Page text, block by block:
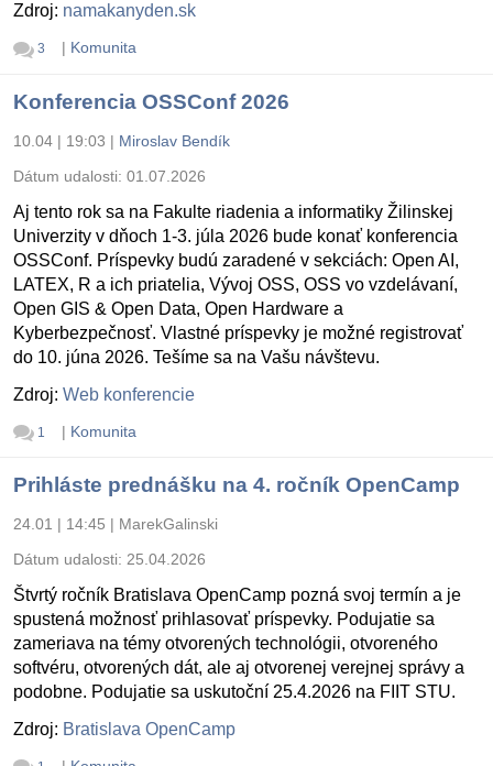
Zdroj: namakanyden.sk
3 | Komunita
Konferencia OSSConf 2026
10.04 | 19:03 | Miroslav Bendík
Dátum udalosti: 01.07.2026
Aj tento rok sa na Fakulte riadenia a informatiky Žilinskej
Univerzity v dňoch 1-3. júla 2026 bude konať konferencia
OSSConf. Príspevky budú zaradené v sekciách: Open AI,
LATEX, R a ich priatelia, Vývoj OSS, OSS vo vzdelávaní,
Open GIS & Open Data, Open Hardware a
Kyberbezpečnosť. Vlastné príspevky je možné registrovať
do 10. júna 2026. Tešíme sa na Vašu návštevu.
Zdroj: Web konferencie
1 | Komunita
Prihláste prednášku na 4. ročník OpenCamp
24.01 | 14:45 | MarekGalinski
Dátum udalosti: 25.04.2026
Štvrtý ročník Bratislava OpenCamp pozná svoj termín a je
spustená možnosť prihlasovať príspevky. Podujatie sa
zameriava na témy otvorených technológii, otvoreného
softvéru, otvorených dát, ale aj otvorenej verejnej správy a
podobne. Podujatie sa uskutoční 25.4.2026 na FIIT STU.
Zdroj: Bratislava OpenCamp